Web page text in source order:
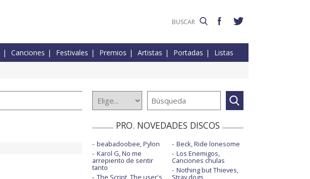
Canciones Festivales Premios Artistas Portadas Listas
PRO. NOVEDADES DISCOS
beabadoobee, Pylon
Karol G, No me
arrepiento de sentir
tanto
The Script, The user's
Beck, Ride lonesome
Los Enemigos,
Canciones chulas
Nothing but Thieves,
Stray dogs